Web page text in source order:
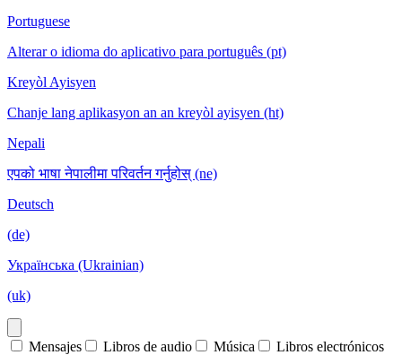
Portuguese
Alterar o idioma do aplicativo para português (pt)
Kreyòl Ayisyen
Chanje lang aplikasyon an an kreyòl ayisyen (ht)
Nepali
एपको भाषा नेपालीमा परिवर्तन गर्नुहोस् (ne)
Deutsch
(de)
Українська (Ukrainian)
(uk)
Mensajes Libros de audio Música
Libros electrónicos